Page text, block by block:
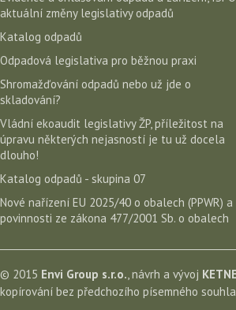
aktuální změny legislativy odpadů
Katalog odpadů
Odpadová legislativa pro běžnou praxi
Shromažďování odpadů nebo už jde o
skladování?
Vládní ekoaudit legislativy ŽP, příležitost na
úpravu některých nejasností je tu už docela
dlouho!
Katalog odpadů - skupina 07
Nové nařízení EU 2025/40 o obalech (PPWR) a
povinnosti ze zákona 477/2001 Sb. o obalech
© 2015 Envi Group s.r.o., návrh a vývoj
kopírování bez předchozího písemného